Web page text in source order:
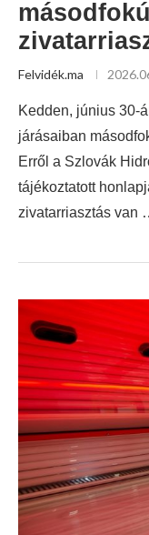
Felvidék.ma
Kedden, június 30-
járásaiban
Erről a Szlovák
tájékoztatott
zivatarriasztás van